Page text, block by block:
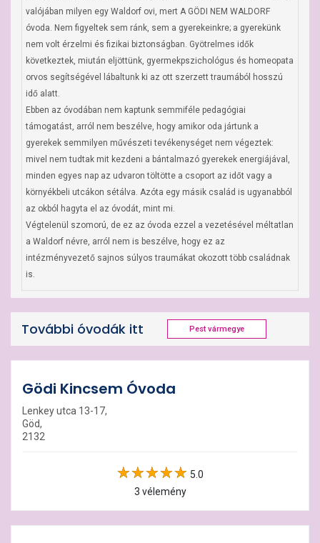
valójában milyen egy Waldorf ovi, mert A GÖDI NEM WALDORF
óvoda. Nem figyeltek sem ránk, sem a gyerekeinkre; a gyerekünk
nem volt érzelmi és fizikai biztonságban. Gyötrelmes idők
következtek, miután eljöttünk, gyermekpszichológus és homeopata
orvos segítségével lábaltunk ki az ott szerzett traumából hosszú
idő alatt.
Ebben az óvodában nem kaptunk semmiféle pedagógiai
támogatást, arról nem beszélve, hogy amikor oda jártunk a
gyerekek semmilyen művészeti tevékenységet nem végeztek:
mivel nem tudtak mit kezdeni a bántalmazó gyerekek energiájával,
minden egyes nap az udvaron töltötte a csoport az időt vagy a
környékbeli utcákon sétálva. Azóta egy másik család is ugyanabból
az okból hagyta el az óvodát, mint mi.
Végtelenül szomorú, de ez az óvoda ezzel a vezetésével méltatlan
a Waldorf névre, arról nem is beszélve, hogy ez az
intézményvezető sajnos súlyos traumákat okozott több családnak
is.
További óvodák itt Pest vármegye
Gödi Kincsem Óvoda
Lenkey utca 13-17,
Göd,
2132
5.0
3 vélemény